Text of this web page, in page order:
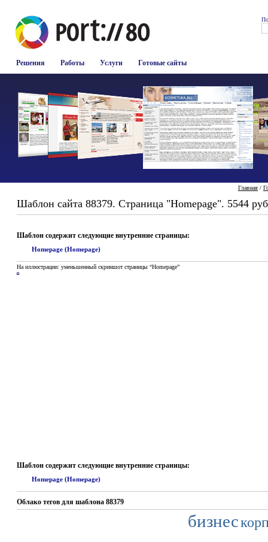
Решения Работы Услуги Готовые сайты
Главная /
Шаблон сайта 88379. Страница "Homepage". 5544
Шаблон содержит следующие внутренние страницы:
Homepage (Homepage)
На иллюстрации: уменьшенный скриншот страницы “Homepage”
Шаблон содержит следующие внутренние страницы:
Homepage (Homepage)
Облако тегов для шаблона 88379
бизнес